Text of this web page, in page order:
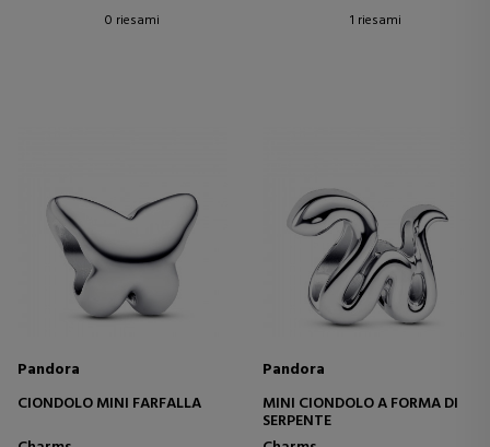
0 riesami 1 riesami
Pandora
CIONDOLO MINI FARFALLA
Pandora
MINI CIONDOLO A FORMA DI
SERPENTE